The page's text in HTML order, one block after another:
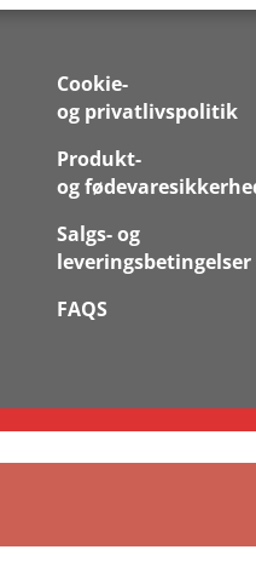
Cookie-
og privatlivspolitik
Produkt-
og
Salgs- og
leveringsbetingelser
FAQS